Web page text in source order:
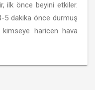
ilk önce beyini etkiler.
5 dakika önce durmuş
kimseye haricen hava